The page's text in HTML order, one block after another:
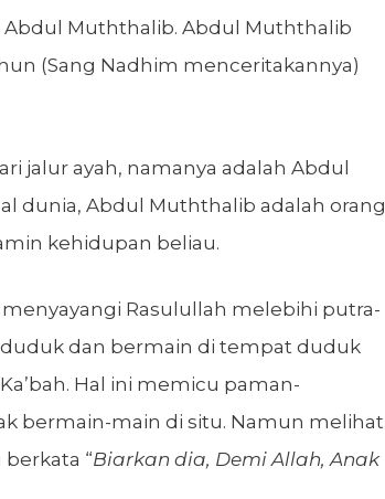
Abdul Muththalib. Abdul Muththalib
(Sang Nadhim menceritakannya)
jalur ayah, namanya adalah Abdul
dunia, Abdul Muththalib adalah orang
kehidupan beliau.
Rasulullah melebihi putra-
dan bermain di tempat duduk
Hal ini memicu paman-
bermain-main di situ. Namun melihat
“Biarkan dia, Demi Allah, Anak